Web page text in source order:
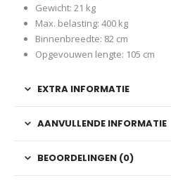
Gewicht: 21 kg
Max. belasting: 400 kg
Binnenbreedte: 82 cm
Opgevouwen lengte: 105 cm
EXTRA INFORMATIE
AANVULLENDE INFORMATIE
BEOORDELINGEN (0)